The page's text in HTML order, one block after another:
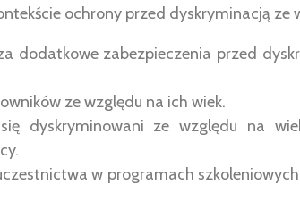
ochrony przed dyskryminacją ze
dodatkowe zabezpieczenia przed
ze względu na ich wiek.
dyskryminowani ze względu na
w programach